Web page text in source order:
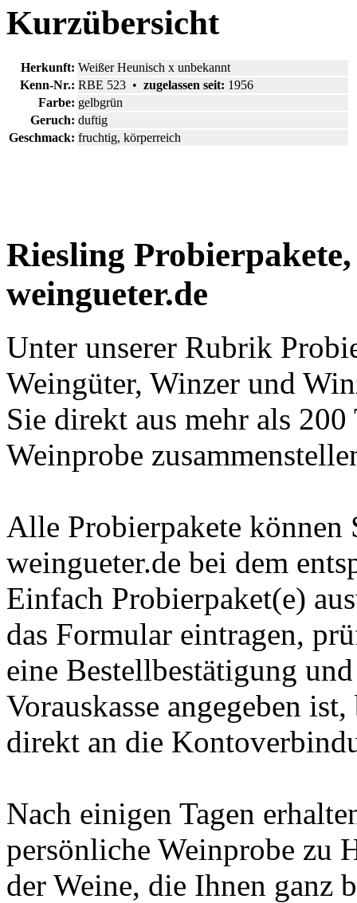
Kurzübersicht
Herkunft: Weißer Heunisch x unbekannt
Kenn-Nr.: RBE 523 • zugelassen seit: 1956
Farbe: gelbgrün
Geruch: duftig
Geschmack: fruchtig, körperreich
Riesling
weingueter.de
Unter unserer Rubrik
Weingüter, Winzer und
Sie direkt aus mehr als
Weinprobe
Alle Probierpakete können
weingueter.de bei dem
Einfach Probierpaket(e)
das Formular eintragen,
eine Bestellbestätigung
Vorauskasse angegeben
direkt an die
Nach einigen Tagen
persönliche Weinprobe zu
der Weine, die Ihnen ganz